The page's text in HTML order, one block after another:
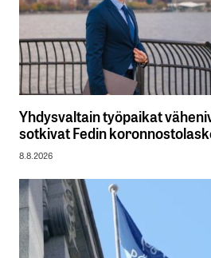
Yhdysvaltain työpaikat
sotkivat Fedin
8.8.2026